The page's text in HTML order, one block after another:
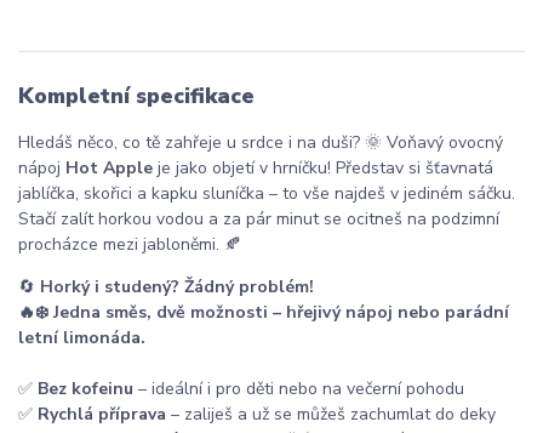
Kompletní specifikace
Hledáš něco, co tě zahřeje u srdce i na duši? 🌞 Voňavý ovocný
nápoj Hot Apple je jako objetí v hrníčku! Představ si šťavnatá
jablíčka, skořici a kapku sluníčka – to vše najdeš v jediném sáčku.
Stačí zalít horkou vodou a za pár minut se ocitneš na podzimní
procházce mezi jabloněmi. 🍂
🔄 Horký i studený? Žádný problém!
🔥❄️ Jedna směs, dvě možnosti – hřejivý nápoj nebo parádní
letní limonáda.
✅ Bez kofeinu – ideální i pro děti nebo na večerní pohodu
✅ Rychlá příprava – zaliješ a už se můžeš zachumlat do deky